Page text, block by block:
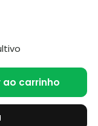
ao carrinho